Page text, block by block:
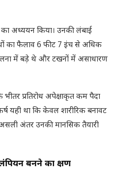
का अध्ययन किया। उनकी लंबाई
का फैलाव 6 फीट 7 इंच से अधिक
में बड़े थे और टखनों में असाधारण
प्रतिरोध अपेक्षाकृत कम पैदा
यही था कि केवल शारीरिक बनावट
अंतर उनकी मानसिक तैयारी
बनने का क्षण